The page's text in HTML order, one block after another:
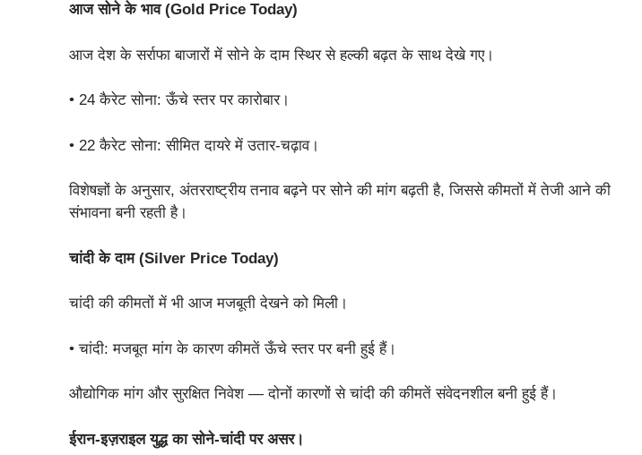
आज सोने के भाव (Gold Price Today)
आज देश के सर्राफा बाजारों में सोने के दाम स्थिर से हल्की बढ़त के साथ देखे गए।
• 24 कैरेट सोना: ऊँचे स्तर पर कारोबार।
• 22 कैरेट सोना: सीमित दायरे में उतार-चढ़ाव।
विशेषज्ञों के अनुसार, अंतरराष्ट्रीय तनाव बढ़ने पर सोने की मांग बढ़ती है, जिससे कीमतों में तेजी आने की
संभावना बनी रहती है।
चांदी के दाम (Silver Price Today)
चांदी की कीमतों में भी आज मजबूती देखने को मिली।
• चांदी: मजबूत मांग के कारण कीमतें ऊँचे स्तर पर बनी हुई हैं।
औद्योगिक मांग और सुरक्षित निवेश — दोनों कारणों से चांदी की कीमतें संवेदनशील बनी हुई हैं।
ईरान-इज़राइल युद्ध का सोने-चांदी पर असर।